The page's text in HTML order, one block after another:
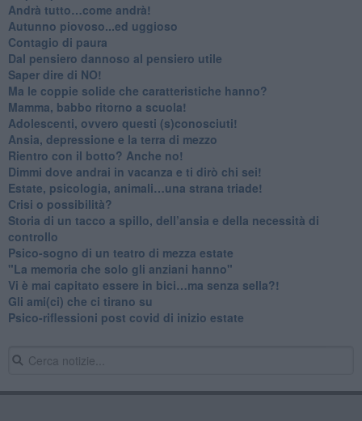
​Andrà tutto…come andrà!
Autunno piovoso...ed uggioso
​Contagio di paura
​Dal pensiero dannoso al pensiero utile
​Saper dire di NO!
​Ma le coppie solide che caratteristiche hanno?
​Mamma, babbo ritorno a scuola!
Adolescenti, ovvero questi (s)conosciuti!
Ansia, depressione e la terra di mezzo
​Rientro con il botto? Anche no!
Dimmi dove andrai in vacanza e ti dirò chi sei!
​Estate, psicologia, animali…una strana triade!
​Crisi o possibilità?
​Storia di un tacco a spillo, dell’ansia e della necessità di
controllo
​Psico-sogno di un teatro di mezza estate
"La memoria che solo gli anziani hanno"
​Vi è mai capitato essere in bici…ma senza sella?!
​Gli ami(ci) che ci tirano su
Psico-riflessioni post covid di inizio estate